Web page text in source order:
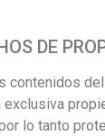
DE
contenidos
exclusiva
lo tanto